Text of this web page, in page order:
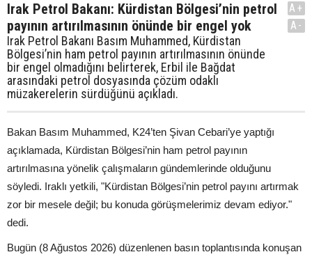
Irak Petrol Bakanı: Kürdistan Bölgesi’nin petrol
payının artırılmasının önünde bir engel yok
Irak Petrol Bakanı Basım Muhammed, Kürdistan
Bölgesi’nin ham petrol payının artırılmasının önünde
bir engel olmadığını belirterek, Erbil ile Bağdat
arasındaki petrol dosyasında çözüm odaklı
müzakerelerin sürdüğünü açıkladı.
A+
A-
Bakan Basım Muhammed, K24’ten Şivan Cebari’ye yaptığı
açıklamada, Kürdistan Bölgesi’nin ham petrol payının
artırılmasına yönelik çalışmaların gündemlerinde olduğunu
söyledi. Iraklı yetkili, "Kürdistan Bölgesi’nin petrol payını artırmak
zor bir mesele değil; bu konuda görüşmelerimiz devam ediyor."
dedi.
Bugün (8 Ağustos 2026) düzenlenen basın toplantısında konuşan